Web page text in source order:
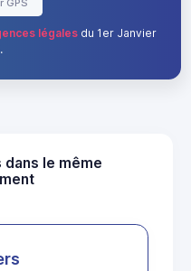
légalesdu 1er Janvier
dans le même